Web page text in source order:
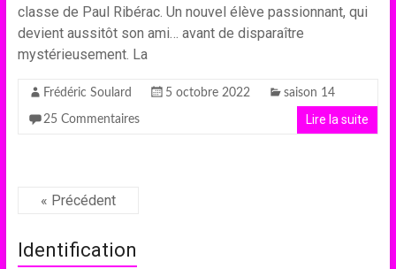
classe de Paul Ribérac. Un nouvel élève passionnant, qui
devient aussitôt son ami… avant de disparaître
mystérieusement. La
Frédéric Soulard 5 octobre 2022 saison 14
25 Commentaires Lire la suite
« Précédent
Identification